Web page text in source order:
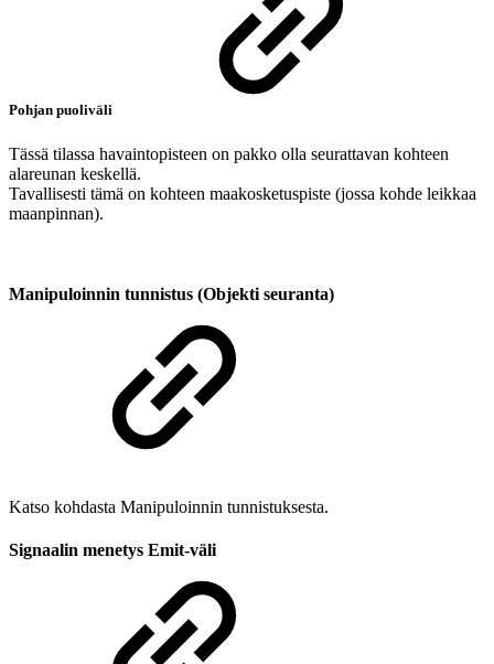
Pohjan puoliväli
Tässä tilassa havaintopisteen on pakko olla seurattavan kohteen
alareunan keskellä.
Tavallisesti tämä on kohteen maakosketuspiste (jossa kohde leikkaa
maanpinnan).
Manipuloinnin tunnistus (Objekti seuranta)
Katso kohdasta Manipuloinnin tunnistuksesta.
Signaalin menetys Emit-väli